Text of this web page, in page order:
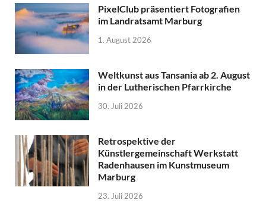
PixelClub präsentiert Fotografien
im Landratsamt Marburg
1. August 2026
Weltkunst aus Tansania ab 2. August
in der Lutherischen Pfarrkirche
30. Juli 2026
Retrospektive der
Künstlergemeinschaft Werkstatt
Radenhausen im Kunstmuseum
Marburg
23. Juli 2026